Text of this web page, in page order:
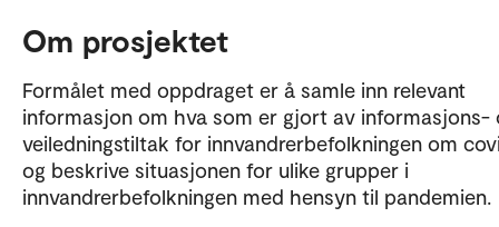
Om prosjektet
Formålet med oppdraget er å samle inn relevant
informasjon om hva som er gjort av informasjons-
veiledningstiltak for innvandrerbefolkningen om
og beskrive situasjonen for ulike grupper i
innvandrerbefolkningen med hensyn til pandemien.